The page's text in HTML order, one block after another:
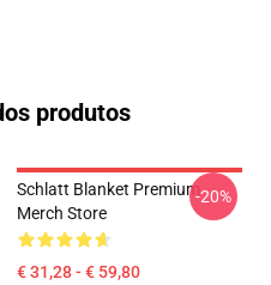
produtos
Schlatt Blanket Premium
Merch Store
€ 31,28 - € 59,80
-20%